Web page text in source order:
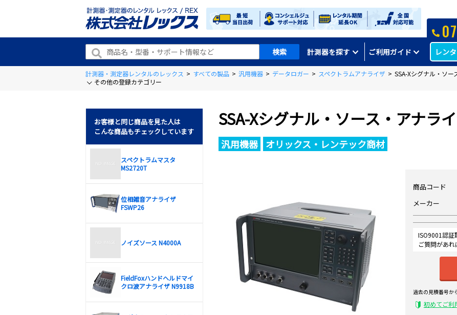
計測器を探す ご利用ガイド レン
計測器・測定器レンタルのレックス > すべての製品 > 汎用機器 > データロガー > スペクトラムアナライザ > SSA-Xシグナル・ソー
その他の登録カテゴリー
SSA-Xシグナル・ソース・アナラ
汎用機器 オリックス・レンテック商材
商品コード
メーカー
ISO9001認証
ご質問があ
過去の見積番号か
初めてご利
お客様と同じ商品を見た人は
こんな商品もチェックしています
スペクトラムマスタ
MS2720T
位相雑音アナライザ
FSWP26
ノイズソース N4000A
FieldFoxハンドヘルドマイ
クロ波アナライザ N9918B